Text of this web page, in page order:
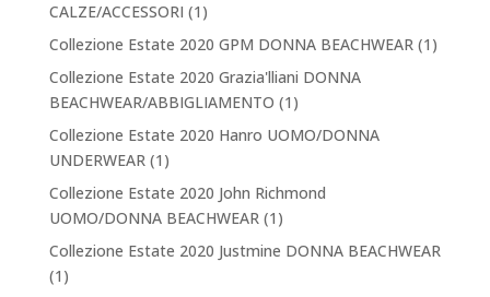
CALZE/ACCESSORI (1)
Collezione Estate 2020 GPM DONNA BEACHWEAR(1)
Collezione Estate 2020 Grazia'lliani DONNA
BEACHWEAR/ABBIGLIAMENTO (1)
Collezione Estate 2020 Hanro UOMO/DONNA
UNDERWEAR(1)
Collezione Estate 2020 John Richmond
UOMO/DONNA BEACHWEAR(1)
Collezione Estate 2020 Justmine DONNA BEACHWEAR
(1)